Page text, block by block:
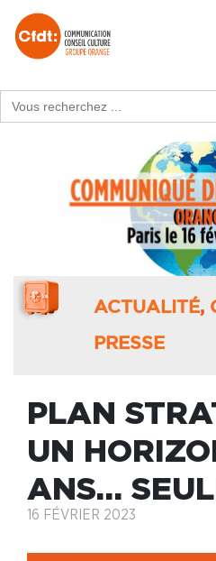
for:
ACTUALITÉ,
PRESSE
PLAN
UN
ANS…
16 FÉVRIER 2023